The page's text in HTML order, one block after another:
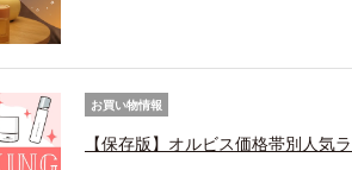
お買い物情報
【保存版】オルビス価格帯別人